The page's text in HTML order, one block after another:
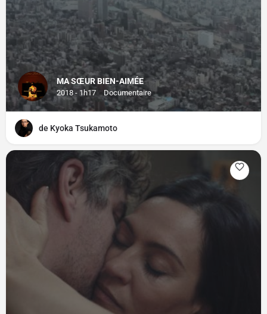
MA SŒUR BIEN-AIMÉE
2018 - 1h17 Documentaire
de Kyoka Tsukamoto